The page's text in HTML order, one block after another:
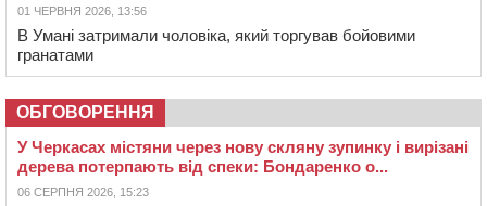
01 ЧЕРВНЯ 2026, 13:56
В Умані затримали чоловіка, який торгував бойовими
гранатами
ОБГОВОРЕННЯ
У Черкасах містяни через нову скляну зупинку і вирізані
дерева потерпають від спеки: Бондаренко о...
06 СЕРПНЯ 2026, 15:23